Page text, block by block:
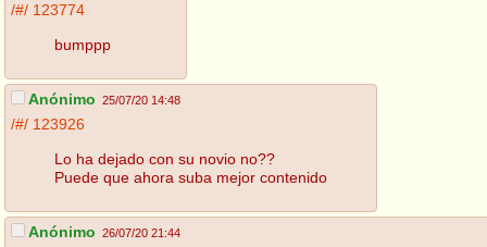
/#/ 123774
bumppp
Anónimo 25/07/20 14:48
/#/ 123926
Lo ha dejado con su novio no??
Puede que ahora suba mejor contenido
Anónimo 26/07/20 21:44